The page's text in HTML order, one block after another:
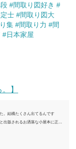
#間取り図好き #
士 #間取り図大
集 #間取り力 #間
#日本家屋
】
。結構たくさん出てるんです
出版されるお洒落な小屋本に正直